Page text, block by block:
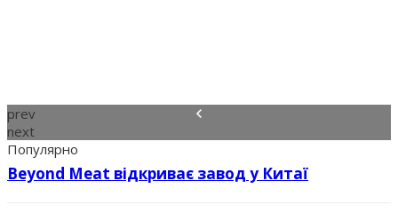
prev
next
Популярно
Beyond Meat відкриває завод у Китаї